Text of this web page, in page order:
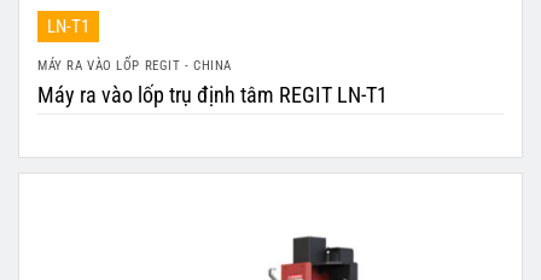
LN-T1
MÁY RA VÀO LỐP REGIT - CHINA
Máy ra vào lốp trụ định tâm REGIT LN-T1